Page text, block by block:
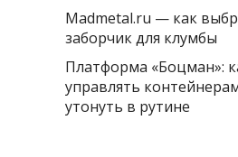
Madmetal.ru — как
заборчик для клумбы
Платформа «Боцман»:
управлять
утонуть в рутине